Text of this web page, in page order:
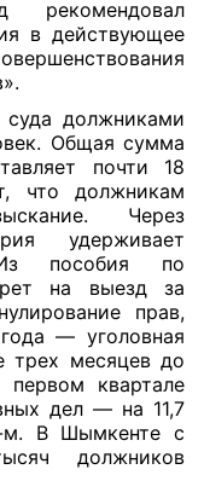
рекомендовал
в действующее
должниками
Общая сумма
почти 18
что должникам
Через
удерживает
Из пособия по
на выезд за
прав,
— уголовная
трех месяцев до
квартале
дел — на 11,7
м. В Шымкенте с
должников